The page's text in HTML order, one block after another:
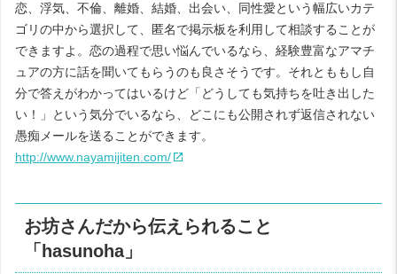
恋、浮気、不倫、離婚、結婚、出会い、同性愛という幅広いカテ
ゴリの中から選択して、匿名で掲示板を利用して相談することが
できますよ。恋の過程で思い悩んでいるなら、経験豊富なアマチ
ュアの方に話を聞いてもらうのも良さそうです。それとももし自
分で答えがわかってはいるけど「どうしても気持ちを吐き出した
い！」という気分でいるなら、どこにも公開されず返信されない
愚痴メールを送ることができます。
http://www.nayamijiten.com/
お坊さんだから伝えられること
「hasunoha」